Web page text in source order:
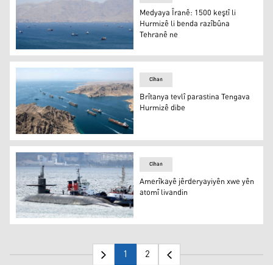
Tengava Hurmizê
Medyaya Îranê: 1500 keştî li
Hurmizê li benda razîbûna
Tehranê ne
Tengava Hurmizê
Cîhan
Brîtanya tevlî parastina Tengava
Hurmizê dibe
Amerîkayê jêrderyayiyên xwe yên atomî livandin
Cîhan
Amerîkayê jêrderyayiyên xwe yên
atomî livandin
1 2